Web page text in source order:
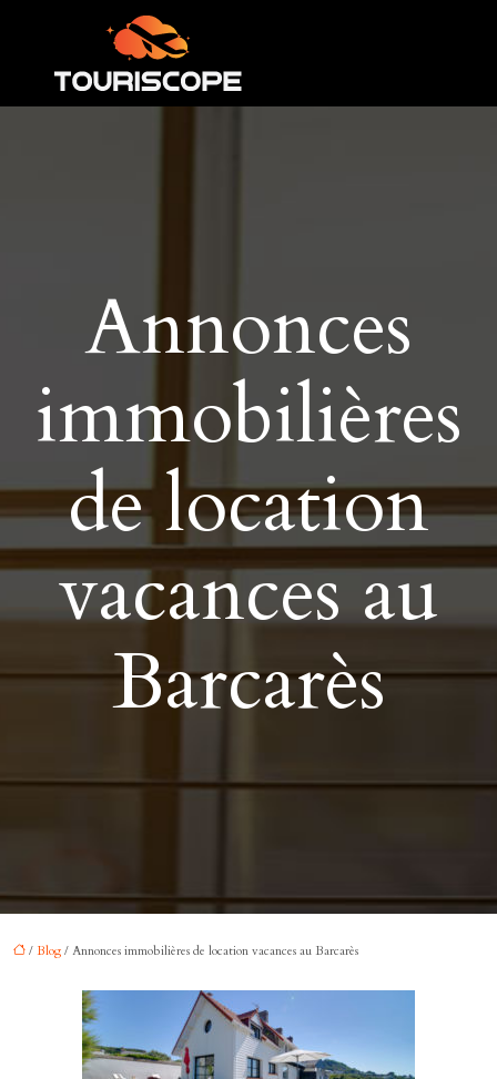
Annonces
immobilières
de location
vacances au
Barcarès
/ Blog / Annonces immobilières de location vacances au Barcarès